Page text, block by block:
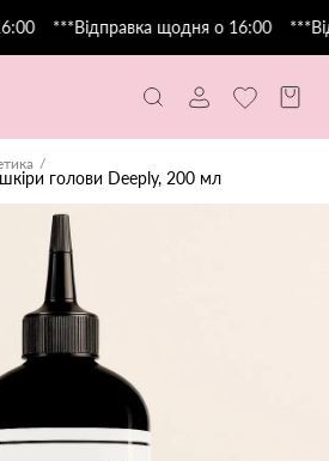
***Відправка щодня о 16:00
голови Deeply, 200 мл